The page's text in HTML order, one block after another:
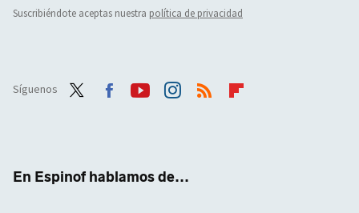
Suscribiéndote aceptas nuestra política de privacidad
Síguenos
En Espinof hablamos de...